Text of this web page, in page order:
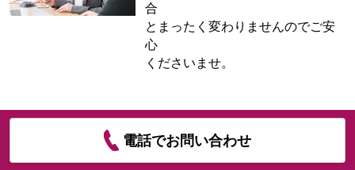
合
とまったく変わりませんのでご安
心
くださいませ。
電話でお問い合わせ